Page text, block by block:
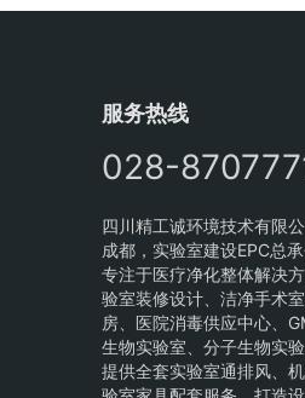
服务热线
028-
四川精工诚环境技术有限
成都，实验室建设EPC总
专注于医疗净化整体解决
验室装修设计、洁净手术
房、医院消毒供应中心、
生物实验室、分子生物实
提供全套实验室通排风、